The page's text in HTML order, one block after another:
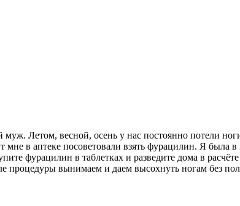
Летом, весной, осень у нас постоянно потели
мне в аптеке посоветовали взять фурацилин. Я была в
фурацилин в таблетках и разведите дома в
процедуры вынимаем и даем высохнуть ногам без